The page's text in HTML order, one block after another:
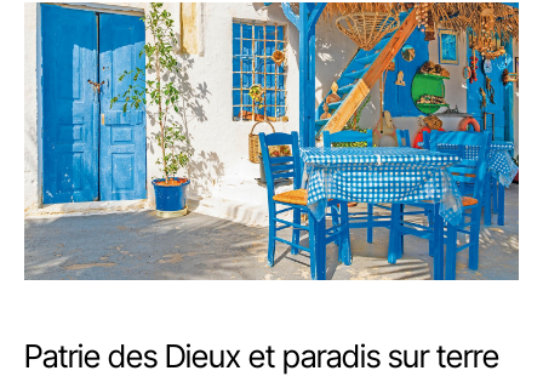
Patrie des Dieux et paradis sur terre